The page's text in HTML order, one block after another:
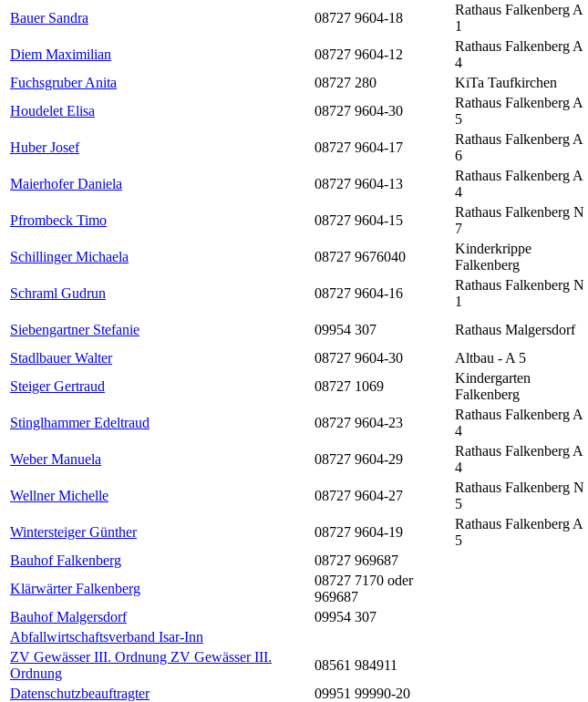
Bauer Sandra 08727 9604-18
Rathaus Falkenberg A
1
Diem Maximilian 08727 9604-12
Rathaus Falkenberg A
4
Fuchsgruber Anita
08727 280 KiTa Taufkirchen
Houdelet Elisa
08727 9604-30
Rathaus Falkenberg A
5
Huber Josef 08727 9604-17
Rathaus Falkenberg A
6
Maierhofer Daniela 08727 9604-13
Rathaus Falkenberg A
4
Pfrombeck Timo 08727 9604-15
Rathaus Falkenberg N
7
Schillinger Michaela 08727 9676040
Kinderkrippe
Falkenberg
Schraml Gudrun 08727 9604-16
Rathaus Falkenberg N
1
Siebengartner Stefanie 09954 307 Rathaus Malgersdorf
Stadlbauer Walter
08727 9604-30 Altbau - A 5
Steiger Gertraud
08727 1069
Kindergarten
Falkenberg
Stinglhammer Edeltraud 08727 9604-23
Rathaus Falkenberg A
4
Weber Manuela
08727 9604-29
Rathaus Falkenberg A
4
Wellner Michelle 08727 9604-27
Rathaus Falkenberg N
5
Wintersteiger Günther 08727 9604-19
Rathaus Falkenberg A
5
Bauhof Falkenberg
08727 969687
Klärwärter Falkenberg
08727 7170 oder
969687
Bauhof Malgersdorf
09954 307
Abfallwirtschaftsverband Isar-Inn
ZV Gewässer III. Ordnung ZV Gewässer III.
Ordnung
08561 984911
Datenschutzbeauftragter
09951 99990-20